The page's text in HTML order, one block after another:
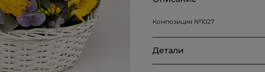
Композиция №1027
Детали